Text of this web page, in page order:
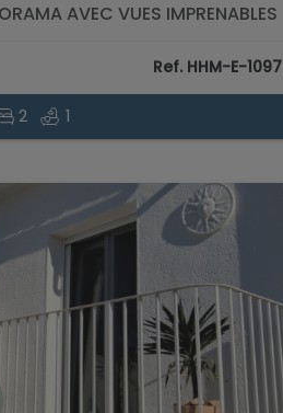
AVEC VUES IMPRENABLES
Ref. HHM-E-1097
2 1